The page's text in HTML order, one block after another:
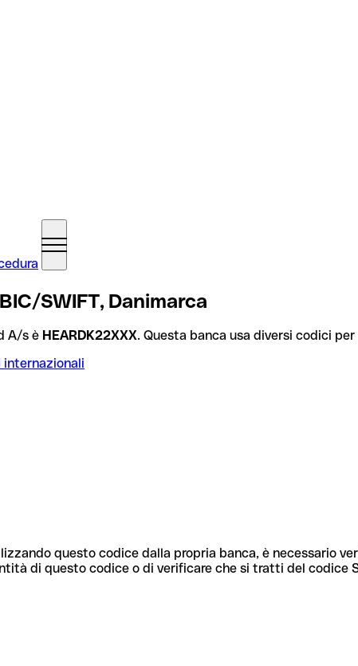
SWIFT, Danimarca
A/s è HEARDK22XXX. Questa banca usa diversi codici
internazionali
questo codice dalla propria banca, è necessario
di questo codice o di verificare che si tratti del codice